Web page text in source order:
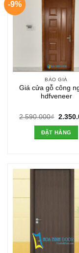
-9%
BÁO GIÁ
Giá cửa gỗ công
hdfveneer
2.590.000₫ Giá
là:
ĐẶT HÀNG